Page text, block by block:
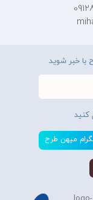
با خبر شوید
کنید
ميهن طرح